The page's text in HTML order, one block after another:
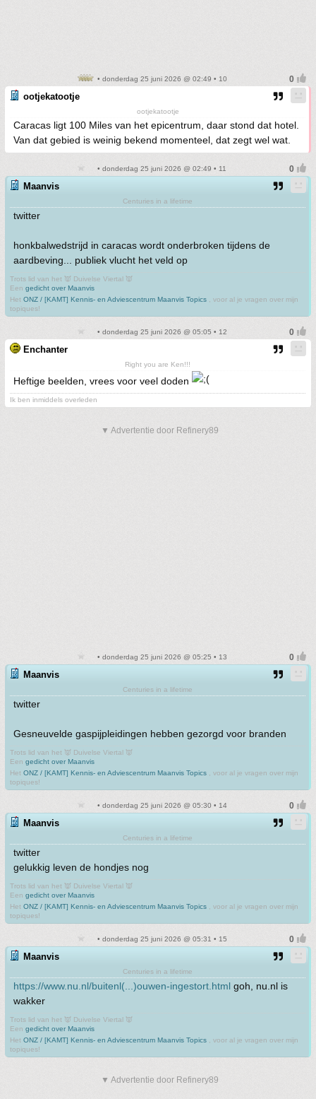
• donderdag 25 juni 2026 @ 02:49 • 10
ootjekatootje
ootjekatootje
Caracas ligt 100 Miles van het epicentrum, daar stond dat hotel.
Van dat gebied is weinig bekend momenteel, dat zegt wel wat.
• donderdag 25 juni 2026 @ 02:49 • 11
Maanvis
Centuries in a lifetime
twitter
honkbalwedstrijd in caracas wordt onderbroken tijdens de
aardbeving... publiek vlucht het veld op
Trots lid van het 👿 Duivelse Viertal 👿
Een gedicht over Maanvis
Het ONZ / [KAMT] Kennis- en Adviescentrum Maanvis Topics , voor al je vragen over mijn
topiques!
• donderdag 25 juni 2026 @ 05:05 • 12
Enchanter
Right you are Ken!!!
Heftige beelden, vrees voor veel doden
Ik ben inmiddels overleden
▼ Advertentie door Refinery89
• donderdag 25 juni 2026 @ 05:25 • 13
Maanvis
Centuries in a lifetime
twitter
Gesneuvelde gaspijpleidingen hebben gezorgd voor branden
Trots lid van het 👿 Duivelse Viertal 👿
Een gedicht over Maanvis
Het ONZ / [KAMT] Kennis- en Adviescentrum Maanvis Topics , voor al je vragen over mijn
topiques!
• donderdag 25 juni 2026 @ 05:30 • 14
Maanvis
Centuries in a lifetime
twitter
gelukkig leven de hondjes nog
Trots lid van het 👿 Duivelse Viertal 👿
Een gedicht over Maanvis
Het ONZ / [KAMT] Kennis- en Adviescentrum Maanvis Topics , voor al je vragen over mijn
topiques!
• donderdag 25 juni 2026 @ 05:31 • 15
Maanvis
Centuries in a lifetime
https://www.nu.nl/buitenl(...)ouwen-ingestort.html goh, nu.nl is
wakker
Trots lid van het 👿 Duivelse Viertal 👿
Een gedicht over Maanvis
Het ONZ / [KAMT] Kennis- en Adviescentrum Maanvis Topics , voor al je vragen over mijn
topiques!
▼ Advertentie door Refinery89